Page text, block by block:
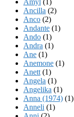
Ancilla (2)
Anco (2)
Andante (1)
Ando (1)
Andra (1)
Ane (1)
Anemone (1)
Anett (1)
Angela (1)
Angelika (1)
Anna (1974) (1)
Anneli (1)